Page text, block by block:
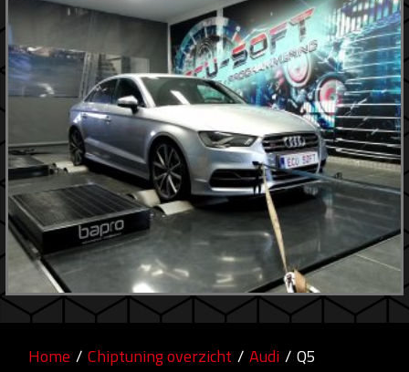
Home / Chiptuning overzicht / Audi / Q5